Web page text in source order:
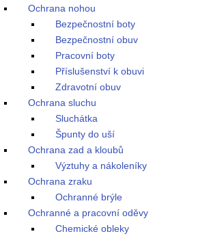
Ochrana nohou
Bezpečnostní boty
Bezpečnostní obuv
Pracovní boty
Příslušenství k obuvi
Zdravotní obuv
Ochrana sluchu
Sluchátka
Špunty do uší
Ochrana zad a kloubů
Výztuhy a nákoleníky
Ochrana zraku
Ochranné brýle
Ochranné a pracovní oděvy
Chemické obleky